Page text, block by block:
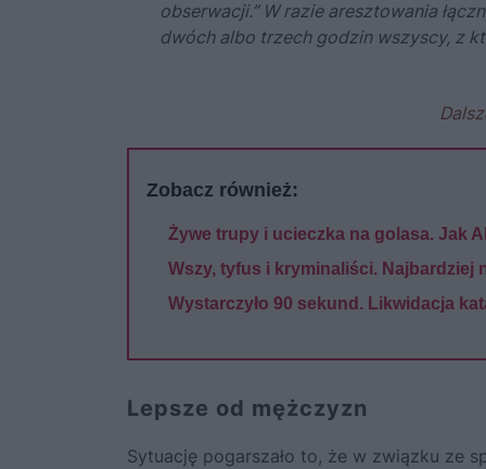
obserwacji.” W razie aresztowania
dwóch albo trzech godzin wszyscy, z
Zobacz również:
Żywe trupy i ucieczka na golasa. Jak
Wszy, tyfus i kryminaliści. Najbardziej
Wystarczyło 90 sekund. Likwidacja
Lepsze od mężczyzn
Sytuację pogarszało to, że w związku ze